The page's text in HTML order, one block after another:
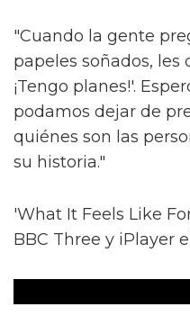
"Cuando la gente
papeles soñados, les
¡Tengo planes!'.
podamos dejar de
quiénes son las
su historia."
'What It Feels Like
BBC Three y iPlayer